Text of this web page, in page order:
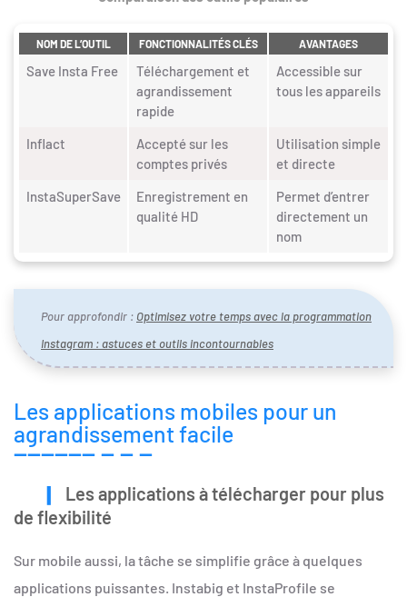
NOM DE L’OUTIL FONCTIONNALITÉS CLÉS AVANTAGES
Save Insta Free
Téléchargement et
agrandissement
rapide
Accessible sur
tous les appareils
Inflact
Accepté sur les
comptes privés
Utilisation simple
et directe
InstaSuperSave
Enregistrement en
qualité HD
Permet d’entrer
directement un
nom
Pour approfondir : Optimisez votre temps avec la programmation
Instagram : astuces et outils incontournables
Les applications mobiles pour un
agrandissement facile
Les applications à télécharger pour plus
de flexibilité
Sur mobile aussi, la tâche se simplifie grâce à quelques
applications puissantes. Instabig et InstaProfile se